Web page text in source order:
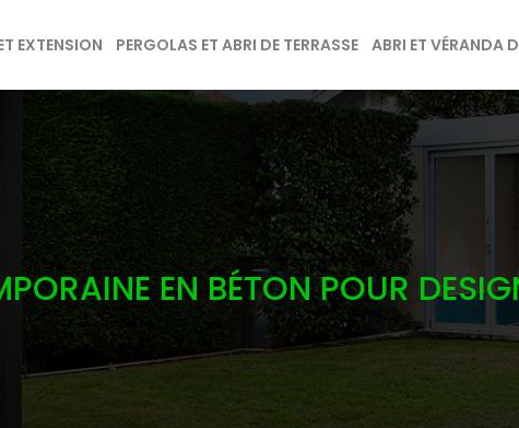
EXTENSION PERGOLAS ET ABRI DE TERRASSE ABRI ET VÉRANDA
EN BÉTON POUR